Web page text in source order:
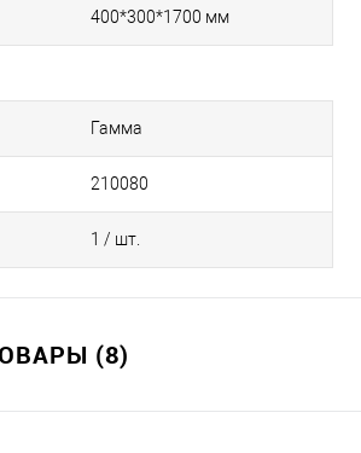
400*300*1700 мм
Гамма
210080
1 / шт.
(8)